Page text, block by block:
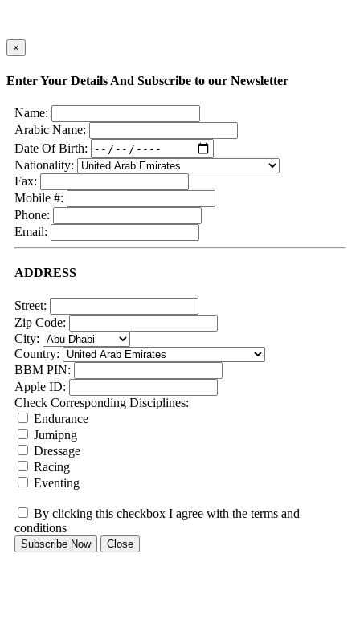
×
Enter Your Details And Subscribe to our Newsletter
Name:
Arabic Name:
Date Of Birth:
Nationality:
Fax:
Mobile #:
Phone:
Email:
ADDRESS
Street:
Zip Code:
City:
Country:
BBM PIN:
Apple ID:
Check Corresponding Disciplines:
Endurance
Jumipng
Dressage
Racing
Eventing
By clicking this checkbox I agree with the terms and
conditions
Subscribe Now Close